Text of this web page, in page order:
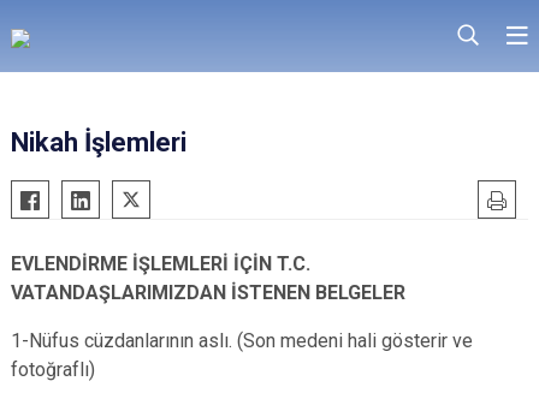
Nikah İşlemleri
EVLENDİRME İŞLEMLERİ İÇİN T.C.
VATANDAŞLARIMIZDAN İSTENEN BELGELER
1-Nüfus cüzdanlarının aslı. (Son medeni hali gösterir ve
fotoğraflı)